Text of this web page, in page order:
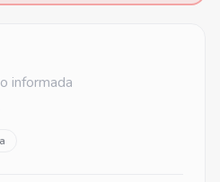
informada